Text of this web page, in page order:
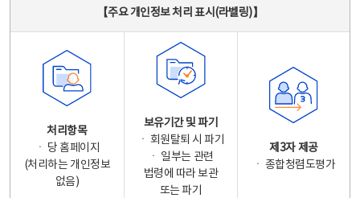
【주요 개인정보 처리 표시(라벨링)】
처리항목
ㆍ 당 홈페이지
(처리하는 개인정보
없음)
보유기간 및 파기
ㆍ 회원탈퇴 시 파기
ㆍ 일부는 관련
법령에 따라 보관
또는 파기
제3자 제공
ㆍ 종합청렴도평가